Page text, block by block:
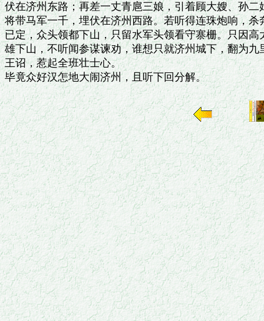
伏在济州东路；再差一丈青扈三娘，引着顾大嫂、孙
将带马军一千，埋伏在济州西路。若听得连珠炮响，杀
已定，众头领都下山，只留水军头领看守寨栅。只因
雄下山，不听闻参谋谏劝，谁想只就济州城下，翻为
王诏，惹起全班壮士心。